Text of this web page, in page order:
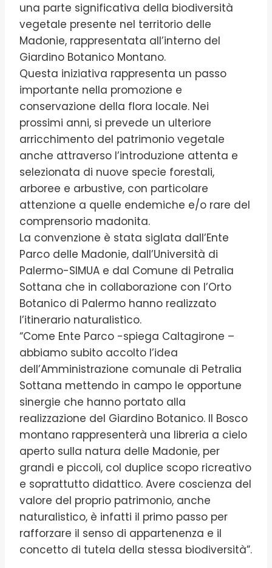
una parte significativa della biodiversità
vegetale presente nel territorio delle
Madonie, rappresentata all’interno del
Giardino Botanico Montano.
Questa iniziativa rappresenta un passo
importante nella promozione e
conservazione della flora locale. Nei
prossimi anni, si prevede un ulteriore
arricchimento del patrimonio vegetale
anche attraverso l’introduzione attenta e
selezionata di nuove specie forestali,
arboree e arbustive, con particolare
attenzione a quelle endemiche e/o rare del
comprensorio madonita.
La convenzione è stata siglata dall’Ente
Parco delle Madonie, dall’Università di
Palermo-SIMUA e dal Comune di Petralia
Sottana che in collaborazione con l’Orto
Botanico di Palermo hanno realizzato
l’itinerario naturalistico.
“Come Ente Parco -spiega Caltagirone –
abbiamo subito accolto l’idea
dell’Amministrazione comunale di Petralia
Sottana mettendo in campo le opportune
sinergie che hanno portato alla
realizzazione del Giardino Botanico. Il Bosco
montano rappresenterà una libreria a cielo
aperto sulla natura delle Madonie, per
grandi e piccoli, col duplice scopo ricreativo
e soprattutto didattico. Avere coscienza del
valore del proprio patrimonio, anche
naturalistico, è infatti il primo passo per
rafforzare il senso di appartenenza e il
concetto di tutela della stessa biodiversità”.